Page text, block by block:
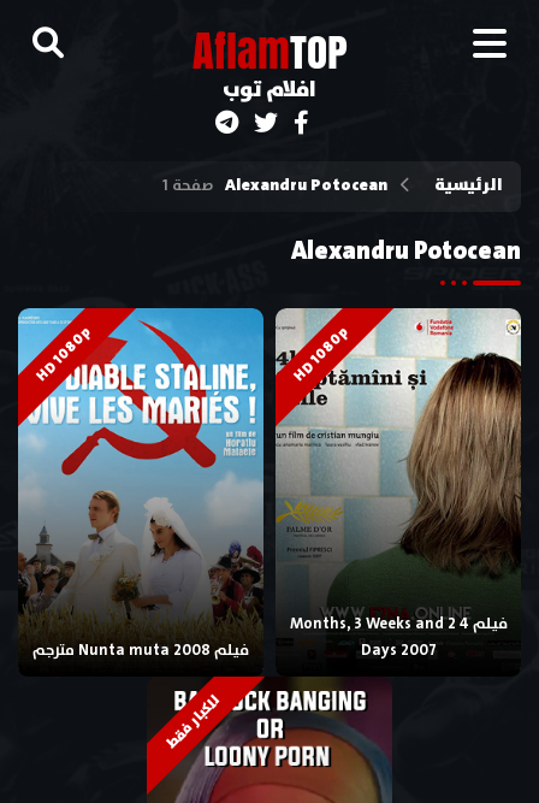
AflamTOP
افلام توب
الرئيسية Alexandru Potocean صفحة 1
Alexandru Potocean
HD 1080p
فيلم 4 Months, 3 Weeks and 2
Days 2007
HD 1080p
فيلم Nunta muta 2008 مترجم
للكبار فقط